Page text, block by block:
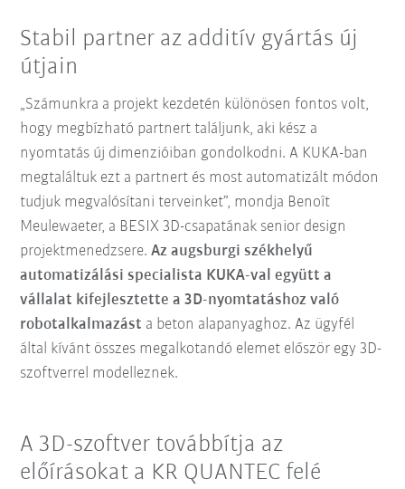
Stabil partner az additív gyártás új
útjain
„Számunkra a projekt kezdetén különösen fontos volt,
hogy megbízható partnert találjunk, aki kész a
nyomtatás új dimenzióiban gondolkodni. A KUKA-ban
megtaláltuk ezt a partnert és most automatizált módon
tudjuk megvalósítani terveinket”, mondja Benoît
Meulewaeter, a BESIX 3D-csapatának senior design
projektmenedzsere.Az augsburgi székhelyű
automatizálási specialista KUKA-val együtt a
vállalat kifejlesztette a 3D-nyomtatáshoz való
robotalkalmazást a beton alapanyaghoz. Az ügyfél
által kívánt összes megalkotandó elemet először egy 3D-
szoftverrel modelleznek.
A 3D-szoftver továbbítja az
előírásokat a KR QUANTEC felé